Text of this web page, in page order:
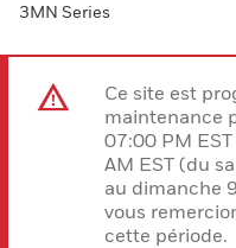
3MN Series
Ce site est
maintenance
07:00 PM
AM EST (du
au dimanche
vous
cette période.